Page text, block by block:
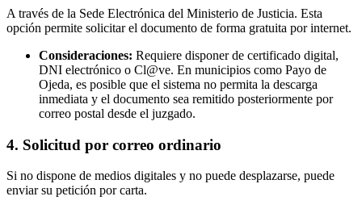
A través de la Sede Electrónica del Ministerio de Justicia. Esta
opción permite solicitar el documento de forma gratuita por internet.
Consideraciones: Requiere disponer de certificado digital,
DNI electrónico o Cl@ve. En municipios como Payo de
Ojeda, es posible que el sistema no permita la descarga
inmediata y el documento sea remitido posteriormente por
correo postal desde el juzgado.
4. Solicitud por correo ordinario
Si no dispone de medios digitales y no puede desplazarse, puede
enviar su petición por carta.